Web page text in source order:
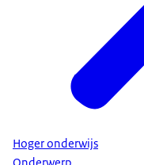
Hoger onderwijs